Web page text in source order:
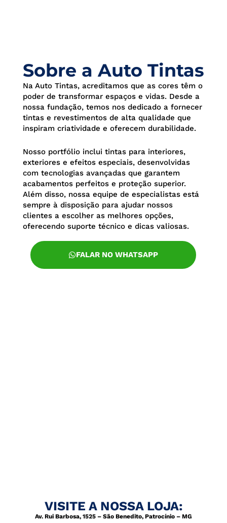
Sobre a Auto Tintas
Na Auto Tintas, acreditamos que as cores têm o
poder de transformar espaços e vidas. Desde a
nossa fundação, temos nos dedicado a fornecer
tintas e revestimentos de alta qualidade que
inspiram criatividade e oferecem durabilidade.
Nosso portfólio inclui tintas para interiores,
exteriores e efeitos especiais, desenvolvidas
com tecnologias avançadas que garantem
acabamentos perfeitos e proteção superior.
Além disso, nossa equipe de especialistas está
sempre à disposição para ajudar nossos
clientes a escolher as melhores opções,
oferecendo suporte técnico e dicas valiosas.
FALAR NO WHATSAPP
VISITE A NOSSA LOJA:
Av. Rui Barbosa, 1525 – São Benedito, Patrocínio – MG